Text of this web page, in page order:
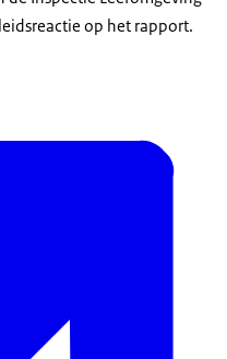
op het rapport.